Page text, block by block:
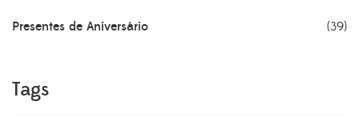
Presentes de Aniversário (39)
Tags